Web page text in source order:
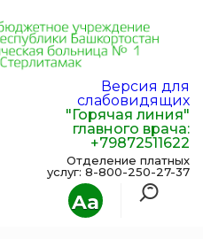
Aa
Версия для
слабовидящих
"Горячая линия"
главного врача:
+79872511622
Отделение платных
услуг: 8-800-250-27-37